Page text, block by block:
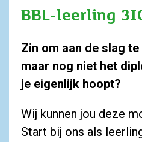
BBL-leerling
Zin om aan de slag
maar nog niet het
je eigenlijk hoopt?
Wij kunnen jou deze
Start bij ons als